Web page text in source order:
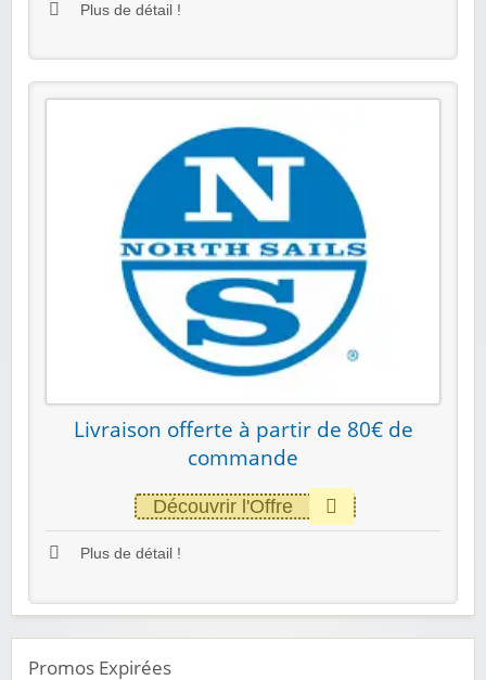
Plus de détail !
Livraison offerte à partir de 80€ de
commande
Découvrir l'Offre
Plus de détail !
Promos Expirées